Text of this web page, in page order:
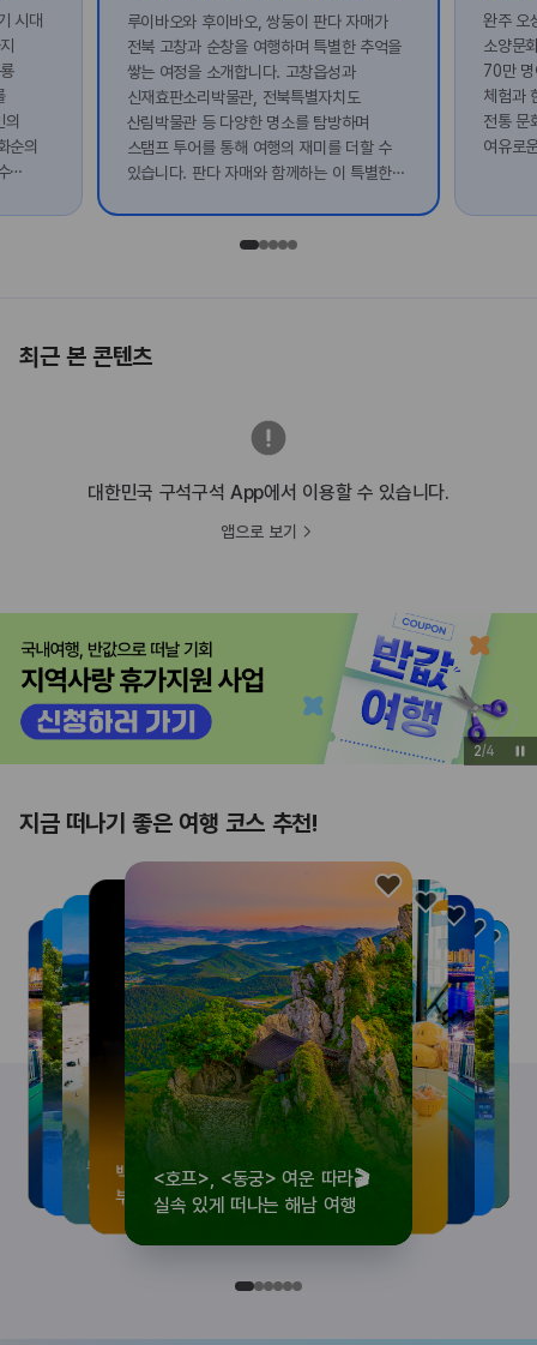
시대
순의
루이바오와 후이바오, 쌍둥이 판다 자매가
전북 고창과 순창을 여행하며 특별한 추억을
쌓는 여정을 소개합니다. 고창읍성과
신재효판소리박물관, 전북특별자치도
산림박물관 등 다양한 명소를 탐방하며
스탬프 투어를 통해 여행의 재미를 더할 수
있습니다. 판다 자매와 함께하는 이 특별한
완주 오
소양문
70만 명
체험과
전통 문
여유로
최근 본 콘텐츠
대한민국 구석구석 App에서 이용할 수 있습니다.
앱으로 보기
3/4
지금 떠나기 좋은 여행 코스 추천!
<호프>, <동궁> 여운 따라🎬
실속 있게 떠나는 해남 여행
로컬 감성 수집!
전국 로컬 기념품숍 3곳⭐
우리말이 더 재미있어지는
세종 한글 여행
숲길부터 천년 고찰까지!
마음에 쉼을 더하는 부안
뚜벅이 여행자 주목🚶
양양 1박 2일 코스
백제의 숨결을 따라,
부여에서 만나는 여름
<호프>, <동궁> 여운 따라🎬
실속 있게 떠나는 해남 여행
로컬 감성 수집!
전국 로컬 기념품숍 3곳⭐
우리말이 더 재미있어지는
세종 한글 여행
숲길부터 천년 고찰까지!
마음에 쉼을 더하는 부안
뚜벅이 여행자 주목🚶
양양 1박 2일 코스
백제의 숨결을 따라,
부여에서 만나는 여름
<호프>, <동궁> 여운 따라🎬
실속 있게 떠나는 해남 여행
로컬 감성 수집!
전국 로컬 기념품숍 3곳⭐
우리말이 더 재미있어지는
세종 한글 여행
숲길부터 천년 고찰까지!
마음에 쉼을 더하는 부안
뚜벅이 여행자 주목🚶
양양 1박 2일 코스
백제의 숨결을 따라,
부여에서 만나는 여름